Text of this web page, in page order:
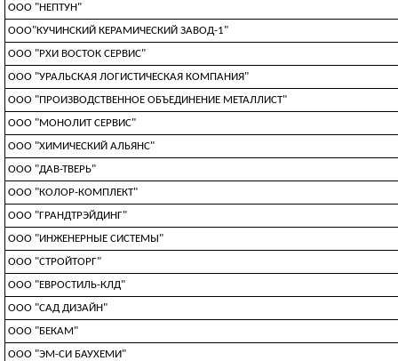
ООО "НЕПТУН"
ООО"КУЧИНСКИЙ КЕРАМИЧЕСКИЙ ЗАВОД-1"
ООО "РХИ ВОСТОК СЕРВИС"
ООО "УРАЛЬСКАЯ ЛОГИСТИЧЕСКАЯ КОМПАНИЯ"
ООО "ПРОИЗВОДСТВЕННОЕ ОБЪЕДИНЕНИЕ МЕТАЛЛИСТ"
ООО "МОНОЛИТ СЕРВИС"
ООО "ХИМИЧЕСКИЙ АЛЬЯНС"
ООО "ДАВ-ТВЕРЬ"
ООО "КОЛОР-КОМПЛЕКТ"
ООО "ГРАНДТРЭЙДИНГ"
ООО "ИНЖЕНЕРНЫЕ СИСТЕМЫ"
ООО "СТРОЙТОРГ"
ООО "ЕВРОСТИЛЬ-КЛД"
ООО "САД ДИЗАЙН"
ООО "БЕКАМ"
ООО "ЭМ-СИ БАУХЕМИ"